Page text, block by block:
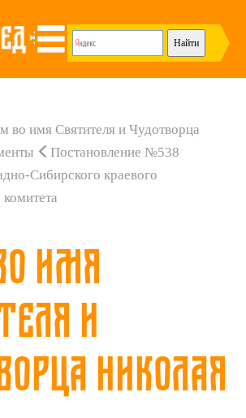
во имя Святителя и Чудотворца
Постановление №538
Сибирского краевого
имя
и
Николая